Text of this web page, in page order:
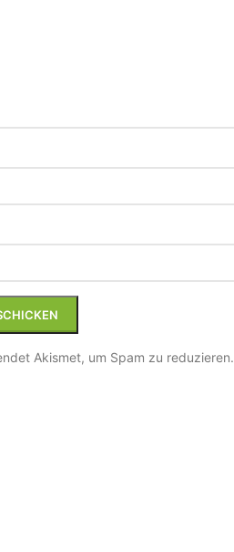
Akismet, um Spam zu reduzieren.